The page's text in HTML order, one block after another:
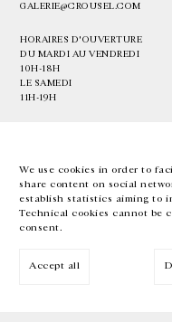
We use cookies in order to
share content on social
establish statistics aiming to
Technical cookies cannot be
consent.
Accept all
GALERIE@CROUSEL.COM
HORAIRES D'OUVERTURE
DU MARDI AU VENDREDI
10H-18H
LE SAMEDI
11H-19H
EN FR 中文 Facebook
Inscrivez-vous à notre newsletter